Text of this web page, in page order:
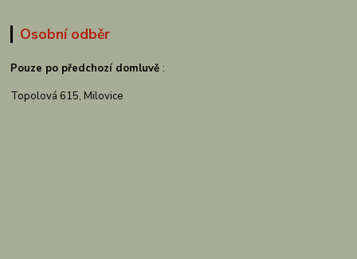
Osobní odběr
Pouze po předchozí domluvě :
Topolová 615, Milovice